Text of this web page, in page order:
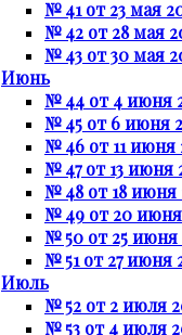
№ 41 от 23 мая
№ 42 от 28 мая
№ 43 от 30 мая
Июнь
№ 44 от 4 июня
№ 45 от 6 июня
№ 46 от 11 июня
№ 47 от 13 июня
№ 48 от 18 июня
№ 49 от 20 июня
№ 50 от 25 июня
№ 51 от 27 июня
Июль
№ 52 от 2 июля
№ 53 от 4 июля